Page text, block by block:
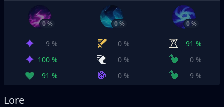
0 % 0 % 0 %
9 % 0 %
91 %
100 %
0 %
0 %
91 %
0 % 9 %
Lore